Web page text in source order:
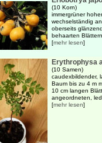
(10 Korn)
immergrüner
wechselständig
oberseits
behaarten
[mehr lesen]
Erythrophysa
(10 Samen)
caudexbildender,
Baum bis zu 4 m
10 cm langen
angeordneten,
[mehr lesen]